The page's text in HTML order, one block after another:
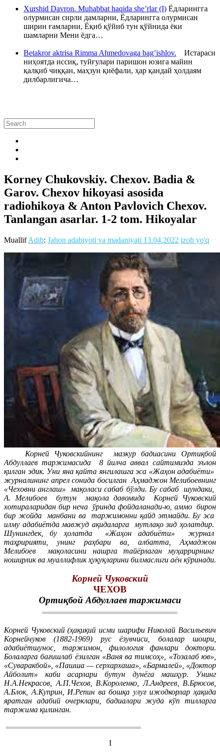
Xurshid Davron. Muhabbat haqida she’rlar (I) Ёдларингга
олурмисан сирли дамларни, Ёдларингга олурмисан
ширин ғамларни, Ёқиб қўйиб тун қўйнида ёки
шамларни Мени ёдга…
Betakror aktrisa Rimma Ahmedovaga bag’ishlov. Истараси
ниҳоятда иссиқ, туйғулари паришон юзига майин
қалқиб чиққан, маҳзун қиёфали, ҳар қандай ҳолдаям
дилбарлигича…
Korney Chukovskiy. Chexov. Badia &
Garov. Chexov hikoyasi asosida
radiohikoya & Anton Pavlovich Chexov.
Tanlangan asarlar. 1-2 tom. Hikoyalar
MuallifAdib: Jahon adabiyoti va madaniyati 13.04.2022 izoh yo'q
Корней Чуковскийнинг мазкур бадиасини Ортиқбой
Абдуллаев таржимасида 8 йилча аввал сайтимизда эълон
қилган эдик. Уни яна қайта янгилашга эса «Жаҳон адабиёти»
журналининг апрел сонида босилган Аҳмаджон Мелибоевнинг
«Чеховни англаш» мақоласи сабаб бўлди. Бу сабаб шундаки,
А. Мелибоев бутун мақола давомида Корней Чуковский
хотираларидан бир неча ўринда фойдаланади-ю, аммо бирон
бир жойда манбани ва таржимонни қайд этмайди. Бу эса
илму адабиётда мавжуд ақидаларга мутлақо зид ҳолатдир.
Шунингдек, бу ҳолатда «Жаҳон адабиёти» журнал
таҳририяти, унинг раҳбари ва, албатта, Аҳмаджон
Мелибоев мақоласини нашрга тайёрлаган муҳаррирнинг
ноширлик ва муаллифлик ҳуқуқларини билмаслиги аён кўринади.
Корней Чуковский
ЧЕХОВ
Ортиқбой Абдуллаев таржимаси
Корней Чуковский (ҳақиқий исми шарифи Николай Васильевич
Корнейчуков (1882-1969) рус ёзувчиси, болалар шоири,
адабиётшунос, таржимон, филология фанлари доктори.
Болаларга бағишлаб ёзилган «Ваня ва тимсоҳ», «Тозалаб юв»,
«Суваракбой», «Пашша — серхархаша», «Бармалей», «Доктор
Айболит» каби асарлари бутун дунёга машҳур. Унинг
Н.А.Некрасов, А.П.Чехов, В.Короленко, Л.Андреев, В.Брюсов,
А.Блок, А.Куприн, И.Репин ва бошқа улуғ ижодкорлар ҳақида
яратган адабий очерклари, бадиалари жуда кўп тилларга
таржима қилинган.
I